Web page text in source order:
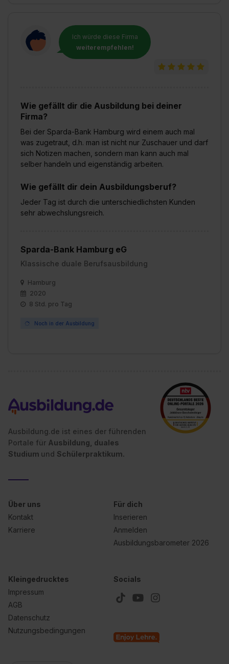
Ich würde diese Firma
weiterempfehlen!
Wie gefällt dir die Ausbildung bei deiner
Firma?
Bei der Sparda-Bank Hamburg wird einem auch mal
was zugetraut, d.h. man ist nicht nur Zuschauer und darf
sich Notizen machen, sondern man kann auch mal
selber handeln und eigenständig arbeiten.
Wie gefällt dir dein Ausbildungsberuf?
Jeder Tag ist durch die unterschiedlichsten Kunden
sehr abwechslungsreich.
Sparda-Bank Hamburg eG
Klassische duale Berufsausbildung
Hamburg
2020
8 Std. pro Tag
Noch in der Ausbildung
Ausbildung.de ist eines der führenden
Portale für Ausbildung, duales
Studium und Schülerpraktikum.
Über uns
Kontakt
Karriere
Für dich
Inserieren
Anmelden
Ausbildungsbarometer 2026
Kleingedrucktes
Impressum
AGB
Datenschutz
Nutzungsbedingungen
Socials